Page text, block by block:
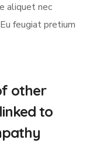
aliquet nec
feugiat pretium
other
to